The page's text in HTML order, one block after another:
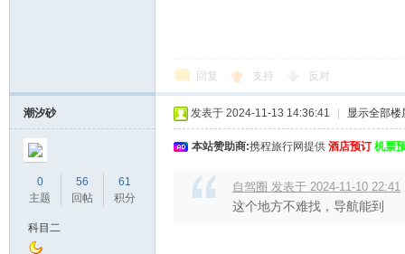
回复 支持 反对
潮汐砂
0
主题
56
回帖
61
积分
科目二
发表于 2024-11-13 14:36:41 显示全部楼
本站赞助商:携程旅行网提供 酒店预订 机票
自驾圈 发表于 2024-11-10 22:41
这个地方不难找，导航能到